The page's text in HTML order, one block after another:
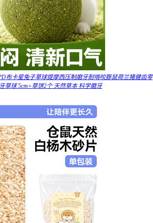
布卡星兔子草球提摩西压制磨牙耐啃咬豚鼠荷兰猪健齿零
草球 5cm+草饼2个 天然草本 科学磨牙